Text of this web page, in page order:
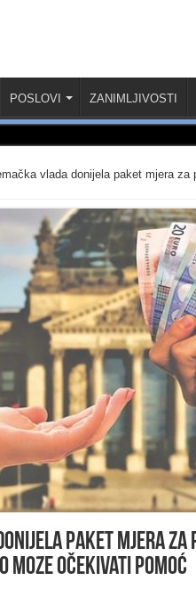
POSLOVI ZANIMLJIVOSTI
vlada donijela paket mjera
paket mjera za
moze očekivati pomoć